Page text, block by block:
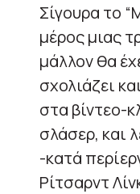
Σίγουρα το
μέρος μιας
μάλλον θα
σχολιάζει
στα βίντεο-
σλάσερ, και
-κατά
Ρίτσαρντ